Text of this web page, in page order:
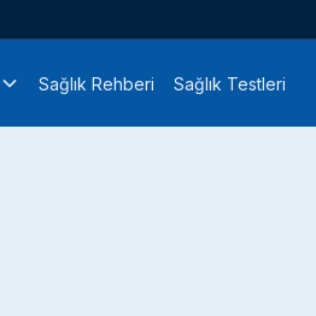
Sağlık Rehberi Sağlık Testleri